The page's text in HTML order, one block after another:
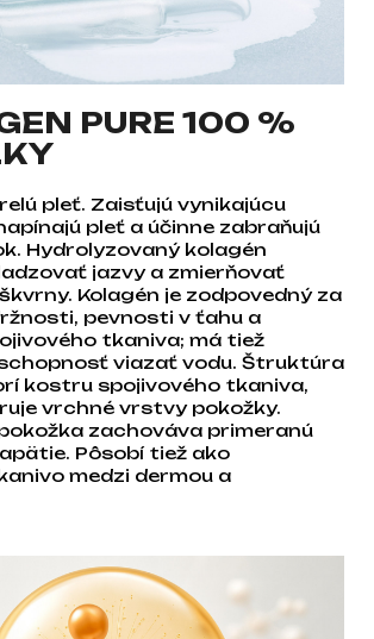
PURE 100 %
pleť. Zaisťujú vynikajúcu
pleť a účinne zabraňujú
Hydrolyzovaný kolagén
jazvy a zmierňovať
Kolagén je zodpovedný za
pevnosti v ťahu a
tkaniva; má tiež
viazať vodu. Štruktúra
kostru spojivového tkaniva,
vrchné vrstvy pokožky.
zachováva primeranú
Pôsobí tiež ako
medzi dermou a